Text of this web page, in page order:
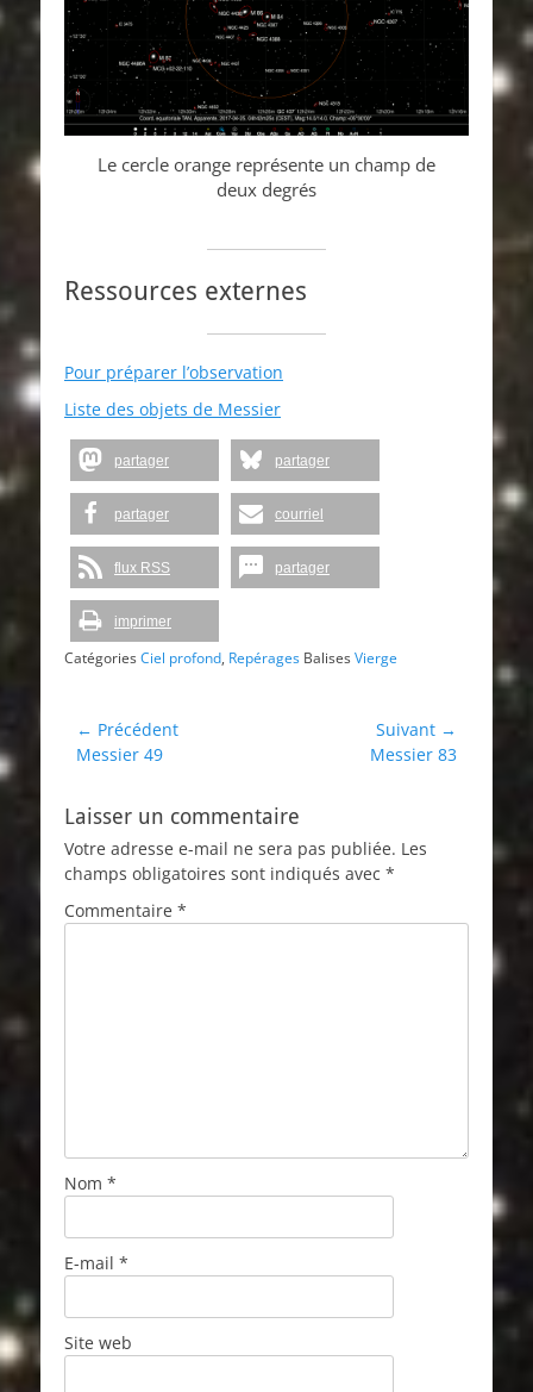
Le cercle orange représente un champ de
deux degrés
Ressources externes
Pour préparer l’observation
Liste des objets de Messier
partager partager
partager courriel
flux RSS partager
imprimer
CatégoriesCiel profond, Repérages BalisesVierge
Navigation
de
← Précédent
Article
Messier 49
Suivant →
Messier 83
Laisser un commentaire
Votre adresse e-mail ne sera pas publiée. Les
champs obligatoires sont indiqués avec *
Commentaire *
Nom *
E-mail *
Site web